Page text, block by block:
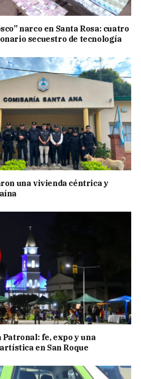
narco en Santa Rosa: cuatro
secuestro de tecnología
una vivienda céntrica y
Patronal: fe, expo y una
en San Roque